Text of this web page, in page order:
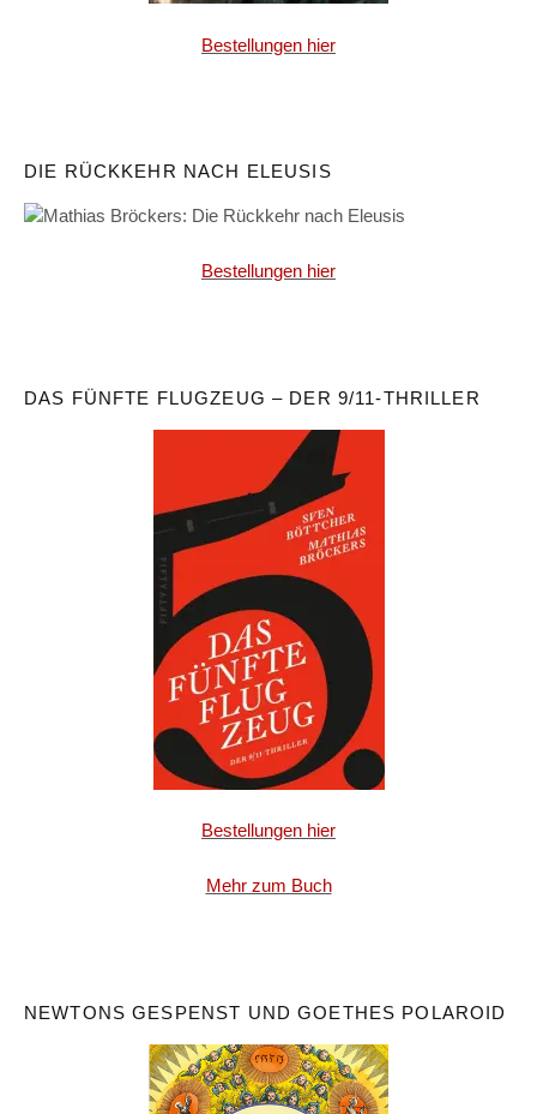
Bestellungen hier
DIE RÜCKKEHR NACH ELEUSIS
Bestellungen hier
DAS FÜNFTE FLUGZEUG – DER 9/11-THRILLER
Bestellungen hier
Mehr zum Buch
NEWTONS GESPENST UND GOETHES POLAROID